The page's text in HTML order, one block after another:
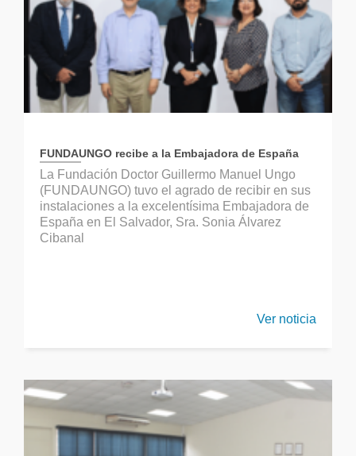
FUNDAUNGO recibe a la Embajadora de España
La Fundación Doctor Guillermo Manuel Ungo
(FUNDAUNGO) tuvo el agrado de recibir en sus
instalaciones a la excelentísima Embajadora de
España en El Salvador, Sra. Sonia Álvarez
Cibanal
Ver noticia